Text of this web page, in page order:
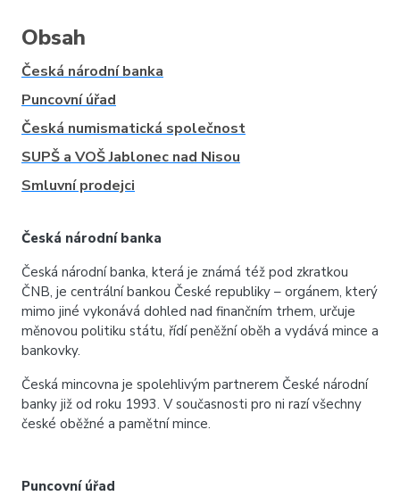
Obsah
Česká národní banka
Puncovní úřad
Česká numismatická společnost
SUPŠ a VOŠ Jablonec nad Nisou
Smluvní prodejci
Česká národní banka
Česká národní banka, která je známá též pod zkratkou
ČNB, je centrální bankou České republiky – orgánem, který
mimo jiné vykonává dohled nad finančním trhem, určuje
měnovou politiku státu, řídí peněžní oběh a vydává mince a
bankovky.
Česká mincovna je spolehlivým partnerem České národní
banky již od roku 1993. V současnosti pro ni razí všechny
české oběžné a pamětní mince.
Puncovní úřad